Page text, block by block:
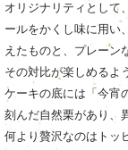
オリジナリティとして
ールをかくし味に用い
えたものと、プレーン
その対比が楽しめるよ
ケーキの底には「今宵
刻んだ自然栗があり、
何より贅沢なのはトッ